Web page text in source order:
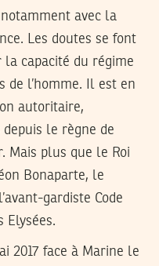
avec la
Les doutes se font
capacité du régime
de l’homme. Il est en
autoritaire,
le règne de
Mais plus que le Roi
Bonaparte, le
gardiste Code
Elysées.
2017 face à Marine le